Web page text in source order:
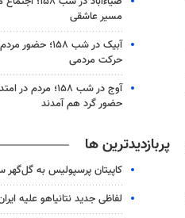
مسیر عاشقی
آبیک در شب ۱۵۸؛
حرکت مردمی
آوج در شب ۱۵۸؛
حضور گرد هم آمدند
پربازدیدترین ها
کاپیتان پرسپولیس به
لفاظی جدید نتانیاهو علیه